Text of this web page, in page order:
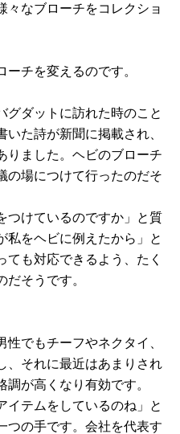
々なブローチをコレクショ
チを変えるのです。
グダットに訪れた時のこと
た詩が新聞に掲載され、
りました。ヘビのブローチ
の場につけて行ったのだそ
つけているのですか」と質
私をヘビに例えたから」と
も対応できるよう、たく
そうです。
でもチーフやネクタイ、
、それに最近はあまりされ
が高くなり有効です。
イテムをしているのね」と
つの手です。会社を代表す